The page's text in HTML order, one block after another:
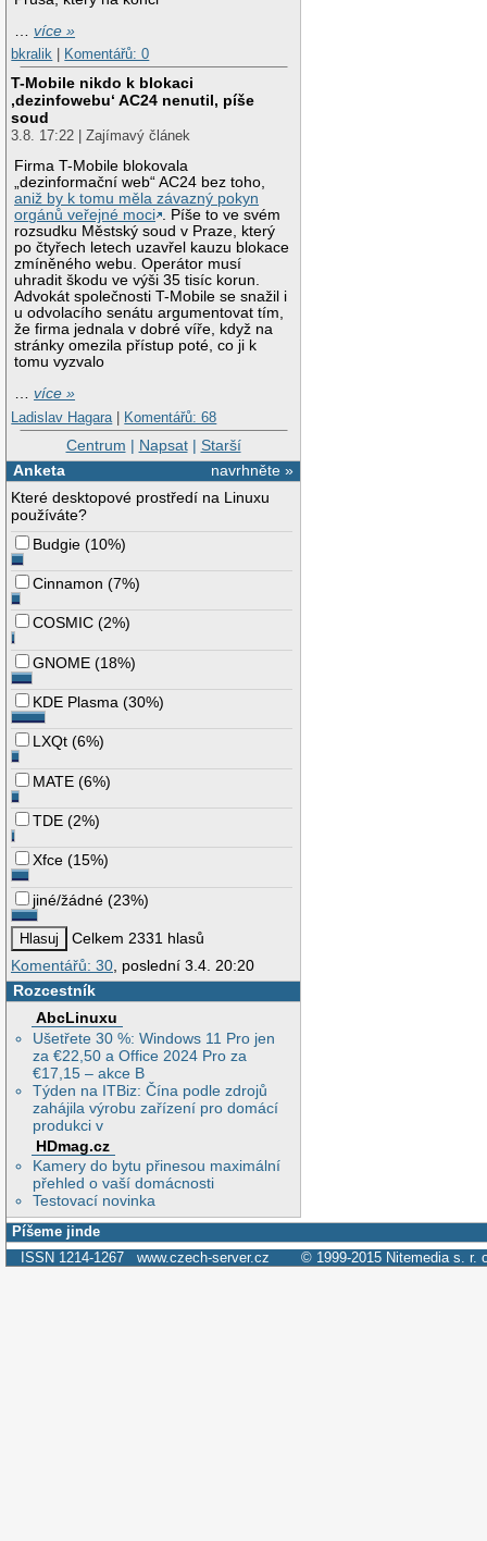
…více »
bkralik
Komentářů: 0
T-Mobile nikdo k blokaci
‚dezinfowebu‘ AC24 nenutil, píše
soud
3.8. 17:22 | Zajímavý článek
Firma T-Mobile blokovala
„dezinformační web“ AC24 bez toho,
aniž by k tomu měla závazný pokyn
orgánů veřejné moci . Píše to ve svém
rozsudku Městský soud v Praze, který
po čtyřech letech uzavřel kauzu blokace
zmíněného webu. Operátor musí
uhradit škodu ve výši 35 tisíc korun.
Advokát společnosti T-Mobile se snažil i
u odvolacího senátu argumentovat tím,
že firma jednala v dobré víře, když na
stránky omezila přístup poté, co ji k
tomu vyzvalo
…více »
Ladislav Hagara | Komentářů: 68
Centrum | Napsat| Starší
navrhněte »
Anketa
Které desktopové prostředí na Linuxu
používáte?
Budgie (10%)
Cinnamon (7%)
COSMIC (2%)
GNOME (18%)
KDE Plasma (30%)
LXQt (6%)
MATE (6%)
TDE (2%)
Xfce (15%)
jiné/žádné (23%)
Celkem 2331 hlasů
Komentářů: 30, poslední 3.4. 20:20
Rozcestník
AbcLinuxu
Ušetřete 30 %: Windows 11 Pro jen
za €22,50 a Office 2024 Pro za
€17,15 – akce B
Týden na ITBiz: Čína podle zdrojů
zahájila výrobu zařízení pro domácí
produkci v
HDmag.cz
Kamery do bytu přinesou maximální
přehled o vaší domácnosti
Testovací novinka
Píšeme jinde
ISSN 1214-1267 www.czech-server.cz © 1999-2015 Nitemedia s. r.